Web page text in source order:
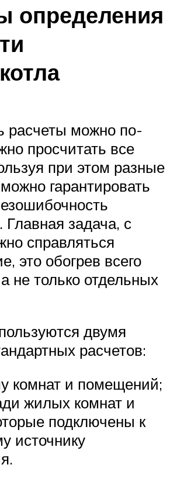
определения
расчеты можно по-
просчитать все
при этом разные
гарантировать
задача, с
справляться
это обогрев всего
не только отдельных
двумя
расчетов:
комнат и помещений;
жилых комнат и
подключены к
источнику